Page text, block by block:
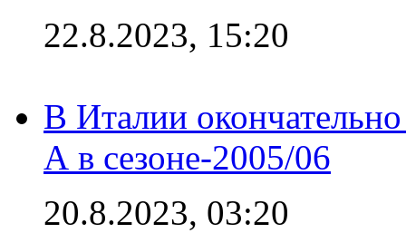
22.8.2023, 15:20
В Италии
А в сезоне-2005/06
20.8.2023, 03:20